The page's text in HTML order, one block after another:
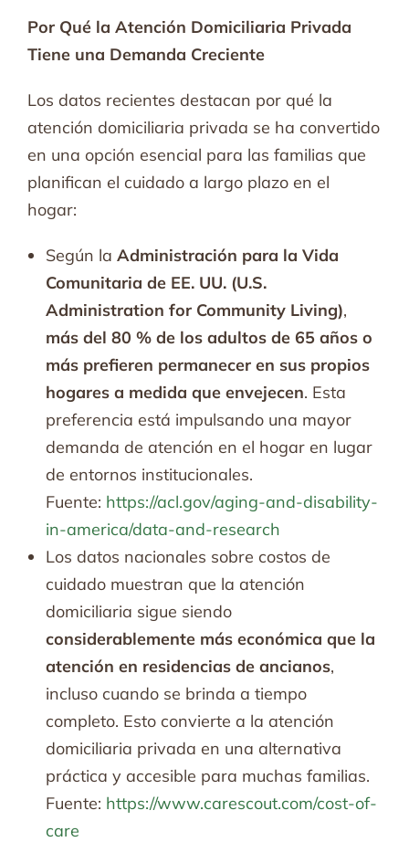
Por Qué la Atención Domiciliaria Privada
Tiene una Demanda Creciente
Los datos recientes destacan por qué la
atención domiciliaria privada se ha convertido
en una opción esencial para las familias que
planifican el cuidado a largo plazo en el
hogar:
Según la Administración para la Vida
Comunitaria de EE. UU. (U.S.
Administration for Community Living),
más del 80 % de los adultos de 65 años o
más prefieren permanecer en sus propios
hogares a medida que envejecen. Esta
preferencia está impulsando una mayor
demanda de atención en el hogar en lugar
de entornos institucionales.
Fuente: https://acl.gov/aging-and-disability-
in-america/data-and-research
Los datos nacionales sobre costos de
cuidado muestran que la atención
domiciliaria sigue siendo
considerablemente más económica que la
atención en residencias de ancianos,
incluso cuando se brinda a tiempo
completo. Esto convierte a la atención
domiciliaria privada en una alternativa
práctica y accesible para muchas familias.
Fuente: https://www.carescout.com/cost-of-
care